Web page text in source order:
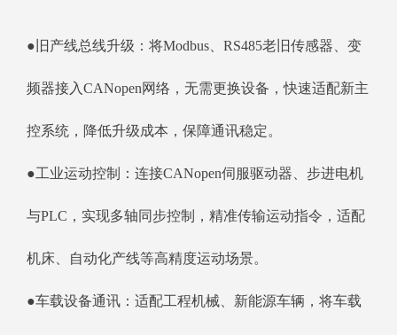
●旧产线总线升级：将Modbus、RS485老旧传感器、变
频器接入CANopen网络，无需更换设备，快速适配新主
控系统，降低升级成本，保障通讯稳定。
●工业运动控制：连接CANopen伺服驱动器、步进电机
与PLC，实现多轴同步控制，精准传输运动指令，适配
机床、自动化产线等高精度运动场景。
●车载设备通讯：适配工程机械、新能源车辆，将车载